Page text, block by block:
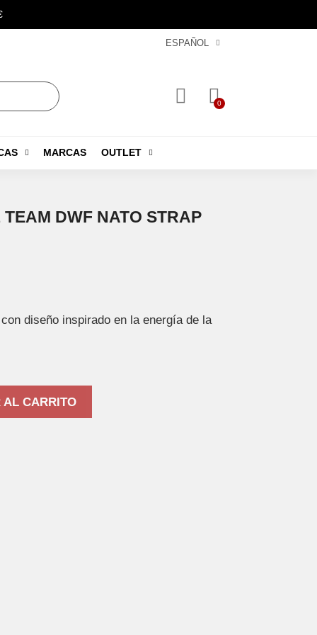
ESPAÑOL
MARCAS OUTLET
DWF NATO STRAP
diseño inspirado en la energía de la
AL CARRITO